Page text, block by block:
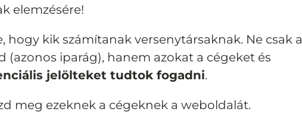
elemzésére!
hogy kik számítanak versenytársaknak. Ne csak a
(azonos iparág), hanem azokat a cégeket és
jelölteket tudtok fogadni.
meg ezeknek a cégeknek a weboldalát.